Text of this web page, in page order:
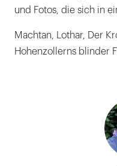
und Fotos, die sich in
Machtan, Lothar, Der
Hohenzollerns blinder